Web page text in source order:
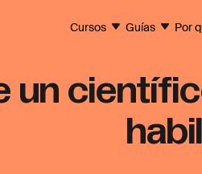
Cursos Guías Por
un